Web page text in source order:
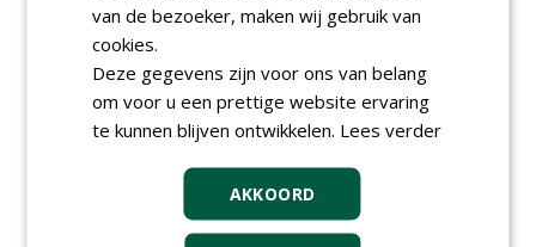
Kasmedewerker (fulltime) bij
06-08-2026, Ven-Zelderheide
Groeiplaats specialist bij
Boomtotaalzorg32-40 uur
Boominspecteur bij
Boomtotaalzorg24-40 uur
van de bezoeker, maken wij gebruik van
cookies.
Deze gegevens zijn voor ons van belang
om voor u een prettige website ervaring
te kunnen blijven ontwikkelen. Lees verder
AKKOORD